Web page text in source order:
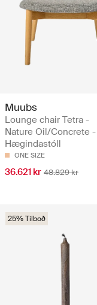
Muubs
Lounge chair Tetra -
Nature Oil/Concrete -
Hægindastóll
ONE SIZE
36.621 kr 48.829 kr
25% Tilboð